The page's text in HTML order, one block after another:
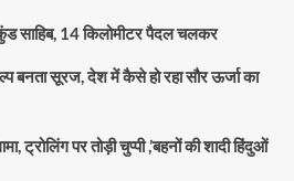
साहिब, 14 किलोमीटर पैदल चलकर
बनता सूरज, देश में कैसे हो रहा सौर ऊर्जा का
ट्रोलिंग पर तोड़ी चुप्पी ,’बहनों की शादी हिंदुओं